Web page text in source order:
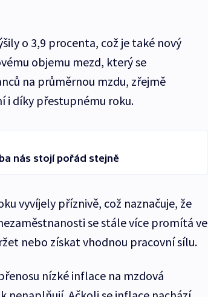
o 3,9 procenta, což je také nový
objemu mezd, který se
na průměrnou mzdu, zřejmě
i díky přestupnému roku.
nás stojí pořád stejně
vyvíjely příznivě, což naznačuje, že
se stále více promítá ve
nebo získat vhodnou pracovní sílu.
nízké inflace na mzdová